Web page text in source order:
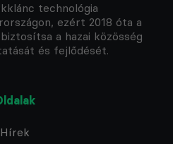
technológia
ezért 2018 óta a
a hazai közösség
és fejlődését.
Hírek